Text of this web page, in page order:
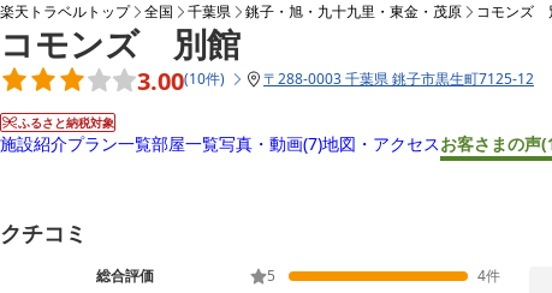
楽天トラベルトップ 全国 千葉県 銚子・旭・九十九里・東金・茂原 コモンズ
コモンズ 別館
3.00(10件) 〒288-0003 千葉県 銚子市黒生町7125-12
ふるさと納税対象
施設紹介プラン一覧部屋一覧写真・動画(7)地図・アクセスお客さまの声
クチコミ
総合評価 5 4件